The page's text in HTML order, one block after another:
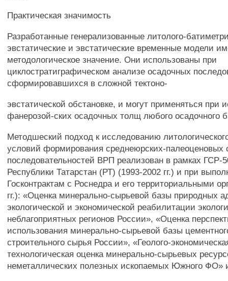
Практическая значимость
Разработанные генерализованные литолого-
эвстатические и эвстатические временные модели
методологическое значение. Они использованы при
циклостратиграфическом анализе осадочных
сформировавшихся в сложной тектоно-
эвстатической обстановке, и могут применяться при
фанерозой-ских осадочных толщ любого осадочного
Методшеский подход к исследованию
условий формирования среднеюрских-палеоценовых
последовательностей ВРП реализован в рамках ГСР-
Республики Татарстан (РТ) (1993-2002 гг.) и при
Госконтрактам с Роснедра и его территориальными
гг.): «Оценка минерально-сырьевой базы природных
экологической и экономической реабилитации
неблагоприятных регионов России», «Оценка
использования минерально-сырьевой базы
строительного сырья России», «Геолого-
технологическая оценка минерально-сырьевых
неметаллических полезных ископаемых Южного ФО»